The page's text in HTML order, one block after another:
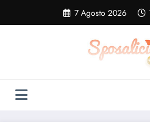
contenuto
7 Agosto 2026